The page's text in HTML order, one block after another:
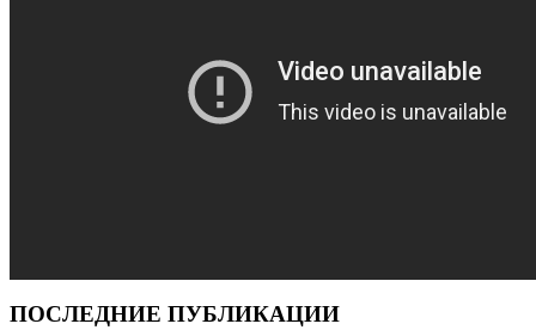
ПОСЛЕДНИЕ ПУБЛИКАЦИИ